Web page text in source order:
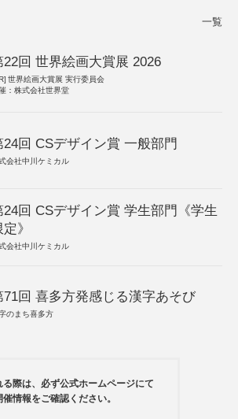
一覧
22回 世界絵画大賞展 2026
世界絵画大賞展 実行委員会
：株式会社世界堂
24回 CSデザイン賞 一般部門
会社中川ケミカル
24回 CSデザイン賞 学生部門《学生
定》
会社中川ケミカル
71回 喜多方発感じる漢字あそび
のまち喜多方
る際は、必ず公式ホームページにて
情報をご確認ください。